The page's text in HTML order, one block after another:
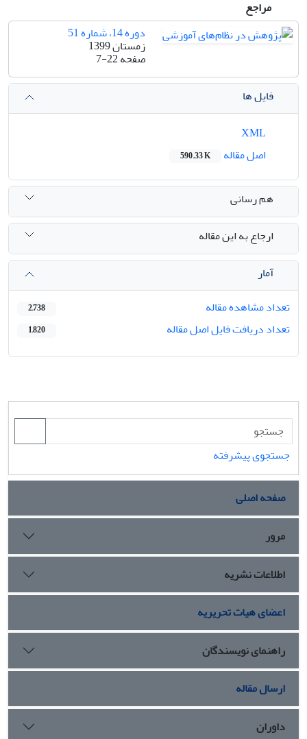
مراجع
دوره 14، شماره 51
زمستان 1399
صفحه7-22
فایل ها
اصل مقاله
590.33 K
هم رسانی
ارجاع به این مقاله
آمار
تعداد مشاهده مقاله
2,738
تعداد دریافت فایل اصل مقاله 1,820
جستجوی پیشرفته
صفحه اصلی
مرور
اطلاعات نشریه
اعضای هیات تحریریه
راهنمای نویسندگان
ارسال مقاله
داوران